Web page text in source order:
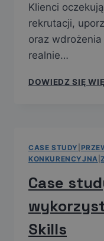
Klienci
rekrutacji,
oraz
realnie…
DOWIEDZ SIĘ
CASE STUDY
KONKURENCYJNA |
Case
Skills